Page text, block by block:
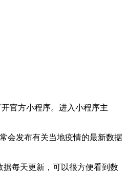
官方小程序。进入小程序主
会发布有关当地疫情的最新数据
每天更新，可以很方便看到数